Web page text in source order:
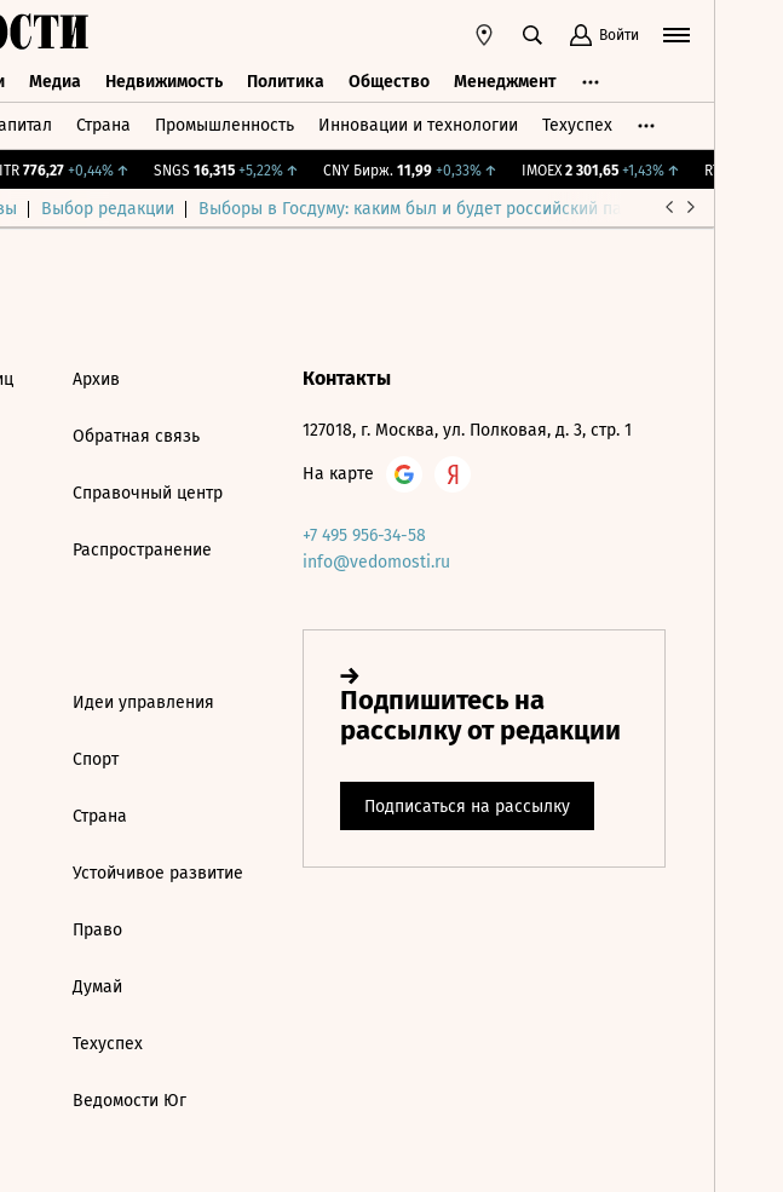
Войти
Медиа Недвижимость Политика Общество Менеджмент
Страна Промышленность Инновации и технологии Техуспех
776,27 +0,44%↑ SNGS 16,315 +5,22%↑ CNY Бирж. 11,99 +0,33%↑ IMOEX 2 301,65 +1,43%↑ RTSI
Выбор редакции Выборы в Госдуму: каким был и будет российский парламент
Архив
Обратная связь
Справочный центр
Распространение
Идеи управления
Спорт
Страна
Устойчивое развитие
Право
Думай
Техуспех
Ведомости Юг
Контакты
127018, г. Москва, ул. Полковая, д. 3, стр. 1
На карте
+7 495 956-34-58
info@vedomosti.ru